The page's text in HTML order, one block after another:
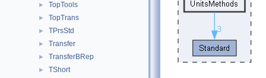
► TopTools
► TopTrans
► TPrsStd
► Transfer
► TransferBRep
► TShort